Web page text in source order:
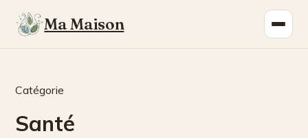
Ma Maison
Catégorie
Santé